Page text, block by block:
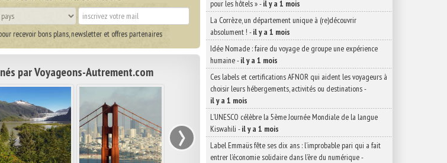
recevoir bons plans, newsletter et offres partenaires
par Voyageons-Autrement.com
›
pour les hôtels »-il y a 1 mois
La Corrèze, un département unique à (re)découvrir
absolument ! -il y a 1 mois
Idée Nomade : faire du voyage de groupe une expérience
humaine-il y a 1 mois
Ces labels et certifications AFNOR qui aident les voyageurs à
choisir leurs hébergements, activités ou destinations-
il y a 1 mois
L’UNESCO célèbre la 5ème Journée Mondiale de la langue
Kiswahili -il y a 1 mois
Label Emmaüs fête ses dix ans : l’improbable pari qui a fait
entrer l’économie solidaire dans l’ère du numérique-